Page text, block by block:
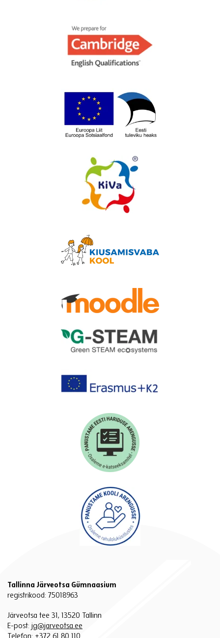
Tallinna Järveotsa Gümnaasium
registrikood: 75018963
Järveotsa tee 31, 13520 Tallinn
E-post: jg@jarveotsa.ee
Telefon: +372 61 80 110